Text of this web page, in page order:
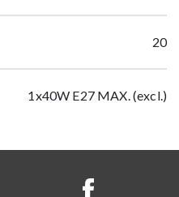
20
1x40W E27 MAX. (excl.)